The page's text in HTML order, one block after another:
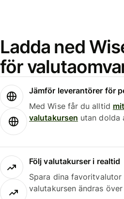
Ladda ned
för
Jämför leverantörer för
Med Wise får du alltid
valutakursen utan dolda
Följ valutakurser i realtid
Spara dina
valutakursen ändras